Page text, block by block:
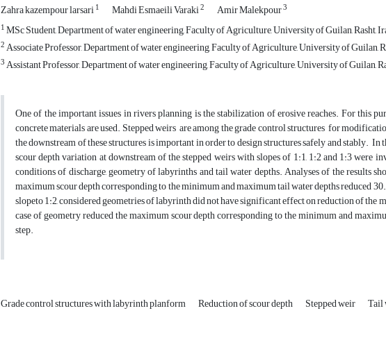
Zahra kazempour larsari1 Mahdi Esmaeili Varaki2 Amir Malekpour3
1MSc Student, Department of water engineering, Faculty of Agriculture, University of Guilan, Rasht,
2Associate Professor, Department of water engineering, Faculty of Agriculture, University of Guilan,
3Assistant Professor, Department of water engineering, Faculty of Agriculture, University of Guilan,
One of the important issues in rivers planning is the stabilization of erosive reaches. For this
concrete materials are used. Stepped weirs are among the grade control structures for
the downstream of these structures is important in order to design structures safely and stably.
scour depth variation at downstream of the stepped weirs with slopes of 1:1, 1:2 and 1:3
conditions of discharge, geometry of labyrinths and tail water depths. Analyses of the results
maximum scour depth corresponding to the minimum and maximum tail water depths reduced
slopeto 1:2, considered geometries of labyrinth did not have significant effect on reduction of the
case of geometry reduced the maximum scour depth corresponding to the minimum and
step.
Grade control structures with labyrinth planform Reduction of scour depth Stepped weir Tail